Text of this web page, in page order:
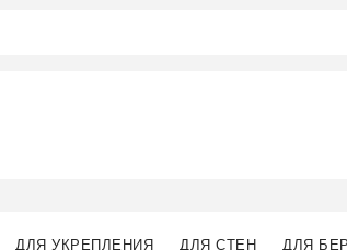
ДЛЯ УКРЕПЛЕНИЯ ДЛЯ СТЕН ДЛЯ